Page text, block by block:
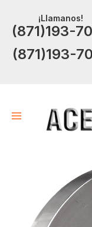
contenido
¡Llamanos!
(871)193-
(871)193-